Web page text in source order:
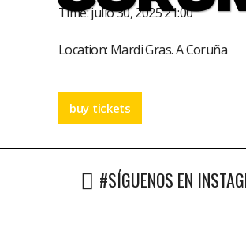
Time:julio 30, 2025 21:00
Location: Mardi Gras. A Coruña
buy tickets
#SÍGUENOS EN